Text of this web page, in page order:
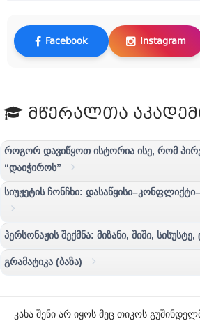
Facebook Instagram
მწერალთა
როგორ დავიწყოთ ისტორია ისე, რომ
“დაიჭიროს”
სიუჟეტის ჩონჩხი:
პერსონაჟის შექმნა: მიზანი, შიში,
გრამატიკა (ბაზა)
კახა შენი არ იყოს მეც თიკოს